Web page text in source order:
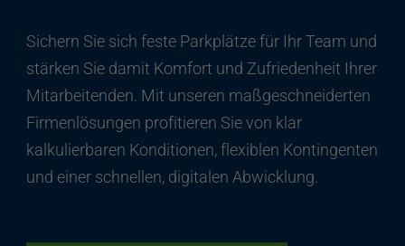
Sichern Sie sich feste Parkplätze für Ihr Team und
stärken Sie damit Komfort und Zufriedenheit Ihrer
Mitarbeitenden. Mit unseren maßgeschneiderten
Firmenlösungen profitieren Sie von klar
kalkulierbaren Konditionen, flexiblen Kontingenten
und einer schnellen, digitalen Abwicklung.